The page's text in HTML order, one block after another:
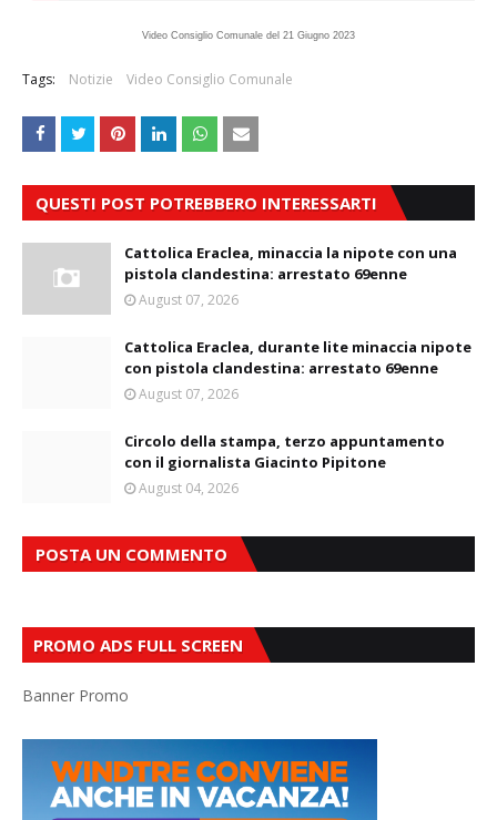
Video Consiglio Comunale del 21 Giugno 2023
Tags: Notizie Video Consiglio Comunale
QUESTI POST POTREBBERO INTERESSARTI
Cattolica Eraclea, minaccia la nipote con una
pistola clandestina: arrestato 69enne
August 07, 2026
Cattolica Eraclea, durante lite minaccia nipote
con pistola clandestina: arrestato 69enne
August 07, 2026
Circolo della stampa, terzo appuntamento
con il giornalista Giacinto Pipitone
August 04, 2026
POSTA UN COMMENTO
PROMO ADS FULL SCREEN
Banner Promo